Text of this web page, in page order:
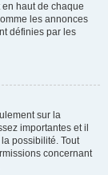
haut de chaque
les annonces
définies par les
sur la
importantes et il
possibilité. Tout
concernant